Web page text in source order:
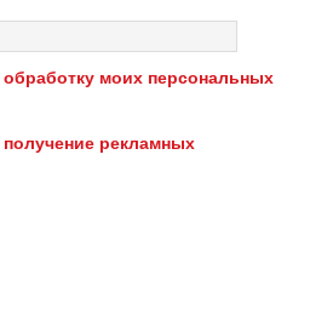
обработку моих персональных
получение рекламных